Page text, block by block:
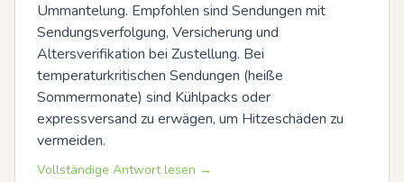
Ummantelung. Empfohlen sind Sendungen mit
Sendungsverfolgung, Versicherung und
Altersverifikation bei Zustellung. Bei
temperaturkritischen Sendungen (heiße
Sommermonate) sind Kühlpacks oder
expressversand zu erwägen, um Hitzeschäden zu
vermeiden.
Vollständige Antwort lesen →